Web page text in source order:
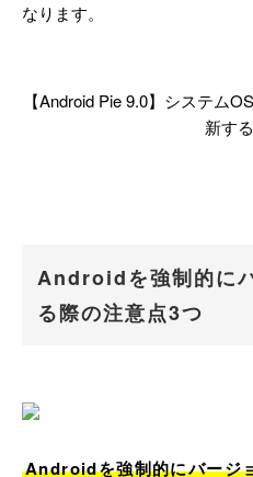
なります。
【Android Pie 9.0】システム
新す
Androidを強制的に
る際の注意点3つ
Androidを強制的にバージ